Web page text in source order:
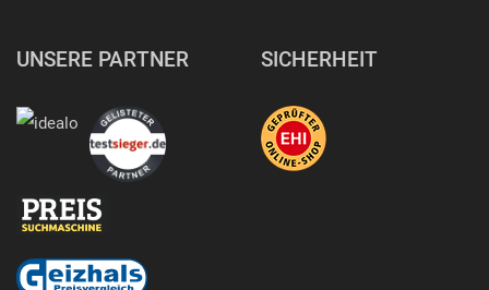
UNSERE PARTNER SICHERHEIT